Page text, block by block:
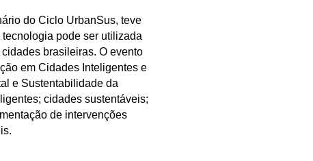
do Ciclo UrbanSus, teve
pode ser utilizada
brasileiras. O evento
em Cidades Inteligentes e
e Sustentabilidade da
cidades sustentáveis;
de intervenções